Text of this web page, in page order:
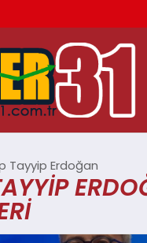
Tayyip Erdoğan